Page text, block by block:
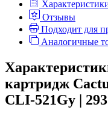
Отзывы
Подходит для
Аналогичные
картридж
CLI-521Gy |